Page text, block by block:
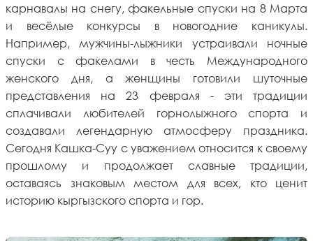
карнавалы на снегу, факельные спуски на 8 Марта
и весёлые конкурсы в новогодние каникулы.
Например, мужчины-лыжники устраивали ночные
спуски с факелами в честь Международного
женского дня, а женщины готовили шуточные
представления на 23 февраля - эти традиции
сплачивали любителей горнолыжного спорта и
создавали легендарную атмосферу праздника.
Сегодня Кашка-Суу с уважением относится к своему
прошлому и продолжает славные традиции,
оставаясь знаковым местом для всех, кто ценит
историю кыргызского спорта и гор.